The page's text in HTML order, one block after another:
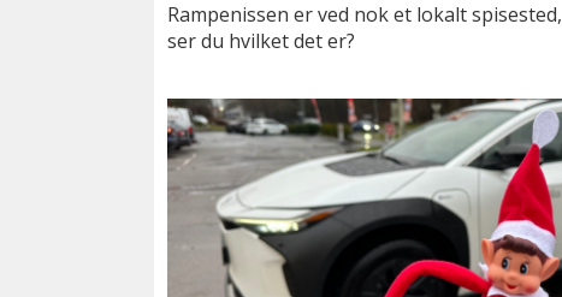
Rampenissen er ved nok et lokalt spisested,
ser du hvilket det er?